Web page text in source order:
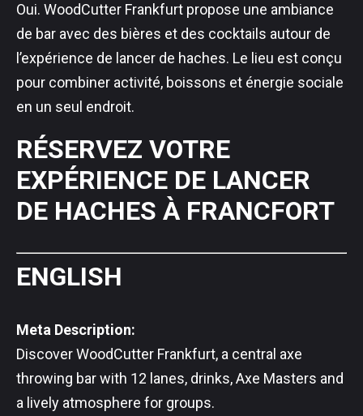
Oui. WoodCutter Frankfurt propose une ambiance
de bar avec des bières et des cocktails autour de
l’expérience de lancer de haches. Le lieu est conçu
pour combiner activité, boissons et énergie sociale
en un seul endroit.
RÉSERVEZ VOTRE
EXPÉRIENCE DE LANCER
DE HACHES À FRANCFORT
ENGLISH
Meta Description:
Discover WoodCutter Frankfurt, a central axe
throwing bar with 12 lanes, drinks, Axe Masters and
a lively atmosphere for groups.